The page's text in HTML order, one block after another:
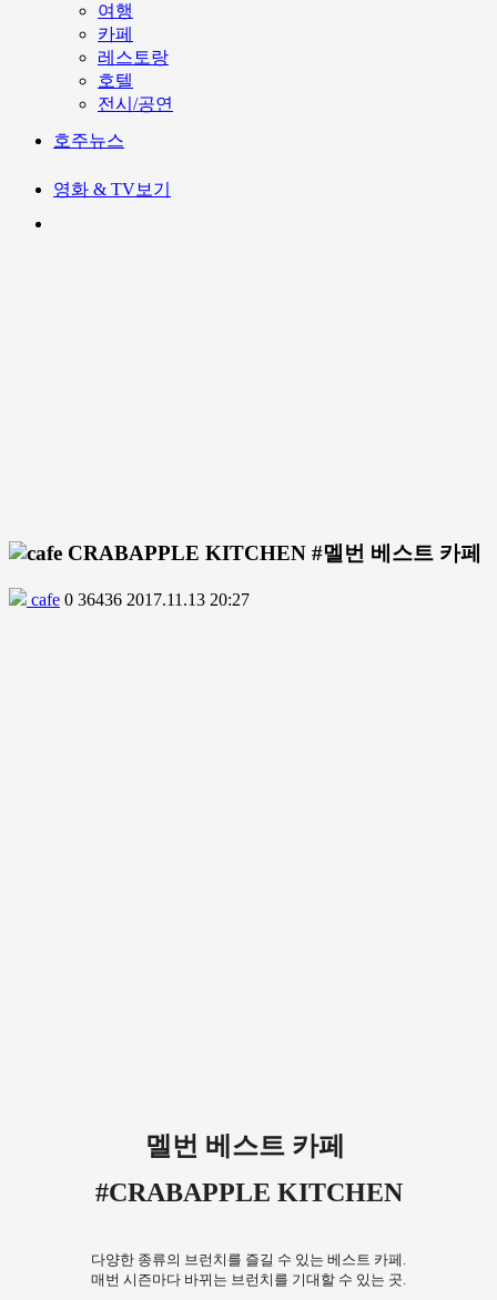
여행
카페
레스토랑
호텔
전시/공연
호주뉴스
영화 & TV보기
CRABAPPLE KITCHEN #멜번 베스트 카페
cafe 0 36436 2017.11.13 20:27
멜번 베스트 카페
#CRABAPPLE KITCHEN
다양한 종류의 브런치를 즐길 수 있는 베스트 카페.
매번 시즌마다 바뀌는 브런치를 기대할 수 있는 곳.